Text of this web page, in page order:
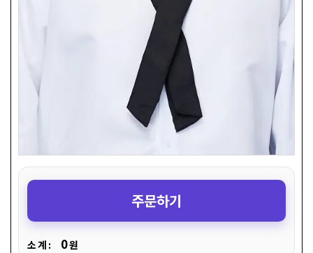
주문하기
소 계 : 0원